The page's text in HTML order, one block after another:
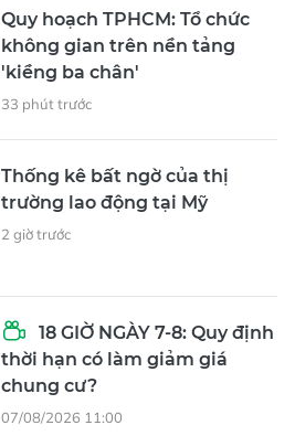
Quy hoạch TPHCM: Tổ chức
không gian trên nền tảng
'kiềng ba chân'
33 phút trước
Thống kê bất ngờ của thị
trường lao động tại Mỹ
2 giờ trước
18 GIỜ NGÀY 7-8: Quy định
thời hạn có làm giảm giá
chung cư?
07/08/2026 11:00